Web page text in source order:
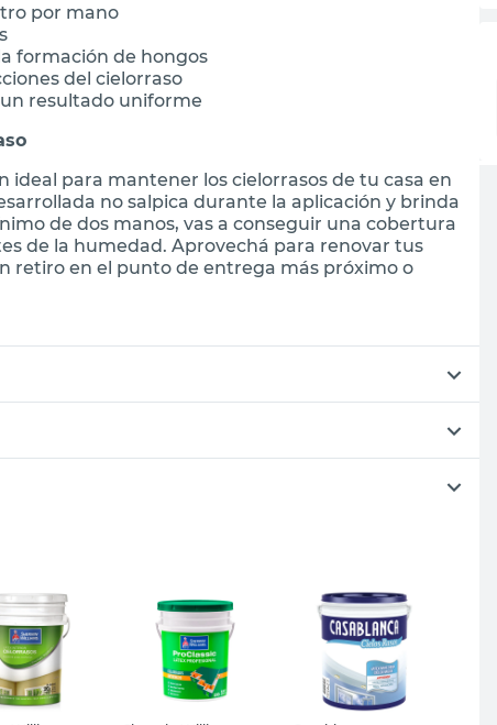
por mano
formación de hongos
del cielorraso
resultado uniforme
para mantener los cielorrasos de tu casa en
no salpica durante la aplicación y brinda
de dos manos, vas a conseguir una cobertura
de la humedad. Aprovechá para renovar tus
retiro en el punto de entrega más próximo o